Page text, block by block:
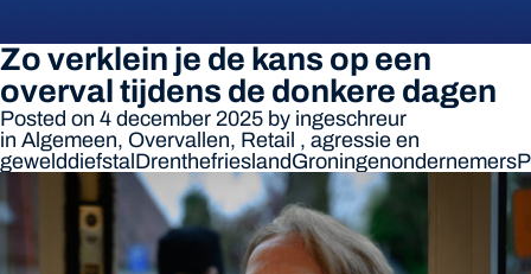
Zo verklein je de kans op een
overval tijdens de donkere dagen
Posted on 4 december 2025 by ingeschreur
in Algemeen, Overvallen, Retail , agressie en
gewelddiefstal DrenthefrieslandGroningenondernemers